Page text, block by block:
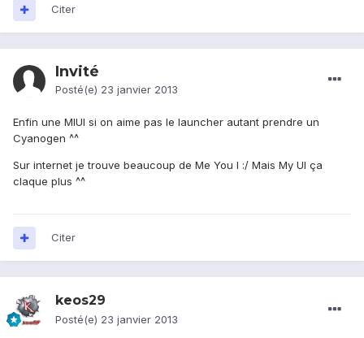
Citer
Invité
Posté(e) 23 janvier 2013
Enfin une MIUI si on aime pas le launcher autant prendre un
Cyanogen ^^
Sur internet je trouve beaucoup de Me You I :/ Mais My UI ça
claque plus ^^
Citer
keos29
Posté(e) 23 janvier 2013